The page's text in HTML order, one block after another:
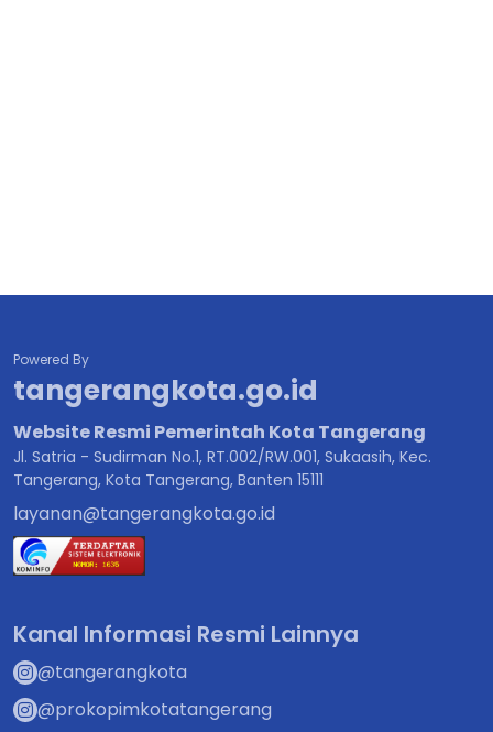
Powered By
tangerangkota.go.id
Website Resmi Pemerintah Kota Tangerang
Jl. Satria - Sudirman No.1, RT.002/RW.001, Sukaasih, Kec.
Tangerang, Kota Tangerang, Banten 15111
layanan@tangerangkota.go.id
Kanal Informasi Resmi Lainnya
@tangerangkota
@prokopimkotatangerang